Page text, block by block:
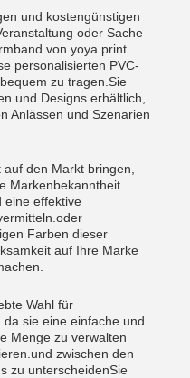
und kostengünstigen
oder Sache
von yoya print
personalisierten PVC-
zu tragen.Sie
und Designs erhältlich,
Anlässen und Szenarien
den Markt bringen,
Markenbekanntheit
eine effektive
Farben dieser
auf Ihre Marke
Wahl für
sie eine einfache und
Menge zu verwalten
zwischen den
zu unterscheidenSie